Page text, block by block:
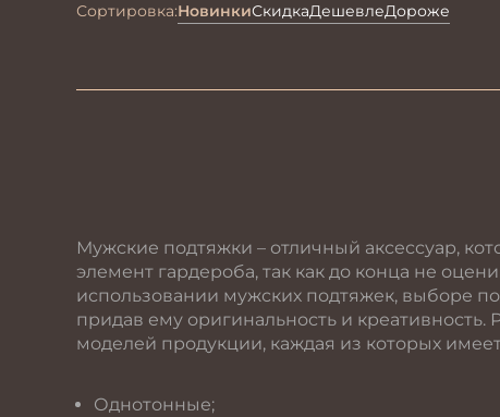
Сортировка:НовинкиСкидкаДешевлеДороже
Мужские подтяжки – отличный аксессуар,
элемент гардероба, так как до конца не
использовании мужских подтяжек, выборе
придав ему оригинальность и
моделей продукции, каждая из которых
Однотонные;